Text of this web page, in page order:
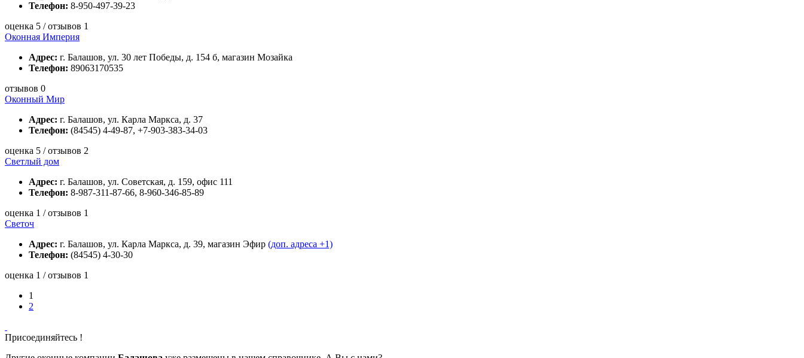
Телефон: 8-950-497-39-23
оценка 5 / отзывов 1
Оконная Империя
Адрес: г. Балашов, ул. 30 лет Победы, д. 154 б, магазин Мозайка
Телефон: 89063170535
отзывов 0
Оконный Мир
Адрес: г. Балашов, ул. Карла Маркса, д. 37
Телефон: (84545) 4-49-87, +7-903-383-34-03
оценка 5 / отзывов 2
Светлый дом
Адрес: г. Балашов, ул. Советская, д. 159, офис 111
Телефон: 8-987-311-87-66, 8-960-346-85-89
оценка 1 / отзывов 1
Светоч
Адрес: г. Балашов, ул. Карла Маркса, д. 39, магазин Эфир (доп. адреса +1)
Телефон: (84545) 4-30-30
оценка 1 / отзывов 1
1
2
Присоединяйтесь !